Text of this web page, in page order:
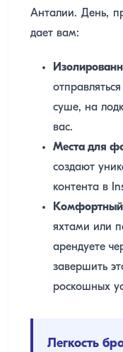
Анталии. День,
дает вам:
суше, на
вас.
Места для
создают
контента в
Комфортный
яхтами или
арендуете
завершить
роскошных
Легкость